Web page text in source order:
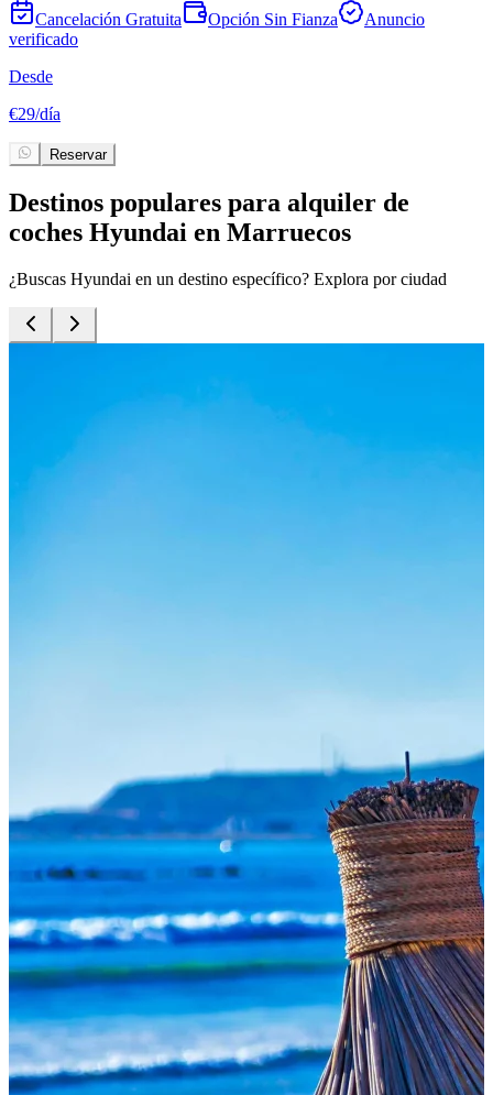
Cancelación Gratuita
Opción Sin Fianza
Anuncio
verificado
Desde
€29/día
Reservar
Destinos populares para alquiler de
coches Hyundai en Marruecos
¿Buscas Hyundai en un destino específico? Explora por ciudad